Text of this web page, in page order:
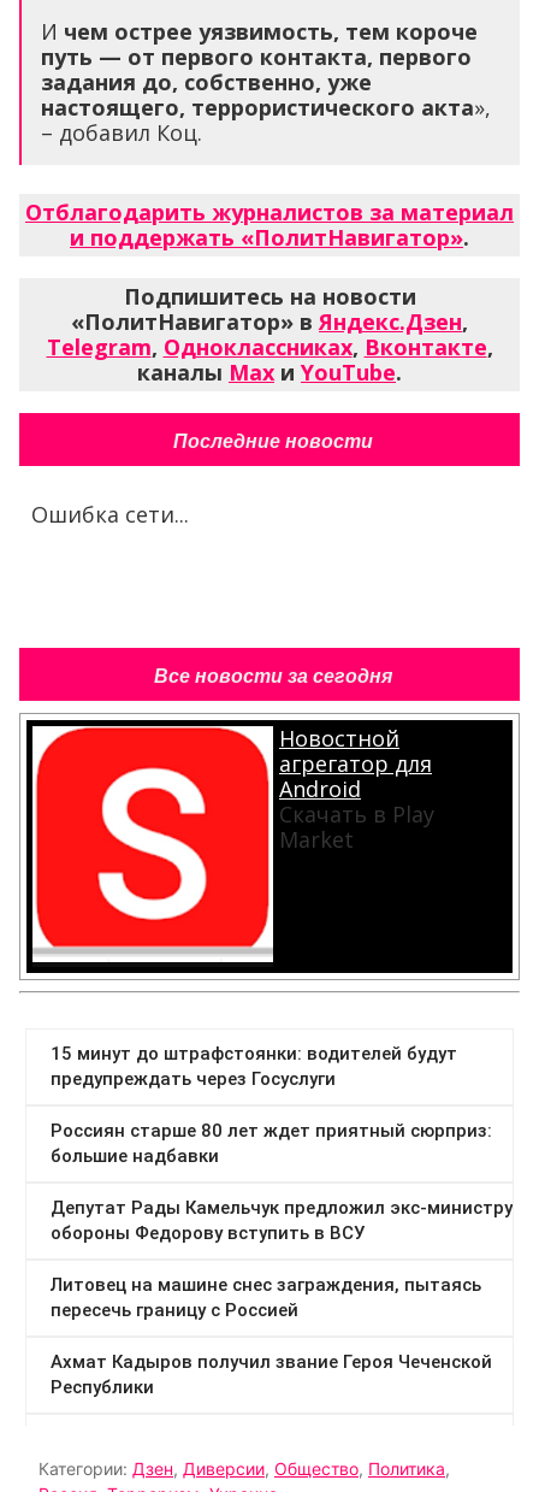
И чем острее уязвимость, тем короче
путь — от первого контакта, первого
задания до, собственно, уже
настоящего, террористического акта»,
– добавил Коц.
Отблагодарить журналистов за материал
и поддержать «ПолитНавигатор».
Подпишитесь на новости
«ПолитНавигатор» в Яндекс.Дзен,
Telegram, Одноклассниках, Вконтакте,
каналы Max и YouTube.
Последние новости
Ошибка сети...
Все новости за сегодня
Новостной
агрегатор для
Android
Скачать в Play
Market
Категории: Дзен, Диверсии, Общество, Политика,